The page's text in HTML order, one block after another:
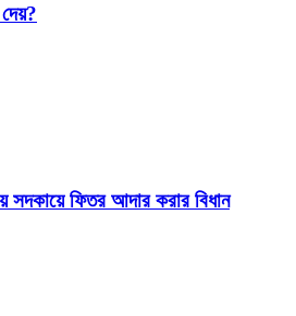
সদকায়ে ফিতর আদার করার বিধান